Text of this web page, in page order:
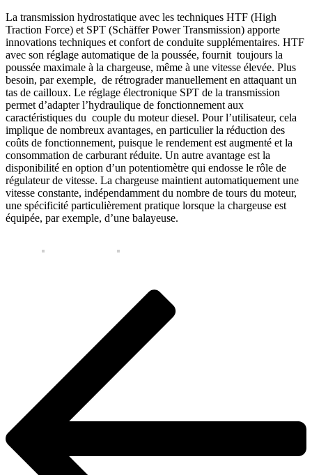
La transmission hydrostatique avec les techniques HTF (High
Traction Force) et SPT (Schäffer Power Transmission) apporte
innovations techniques et confort de conduite supplémentaires. HTF
avec son réglage automatique de la poussée, fournit toujours la
poussée maximale à la chargeuse, même à une vitesse élevée. Plus
besoin, par exemple, de rétrograder manuellement en attaquant un
tas de cailloux. Le réglage électronique SPT de la transmission
permet d’adapter l’hydraulique de fonctionnement aux
caractéristiques du couple du moteur diesel. Pour l’utilisateur, cela
implique de nombreux avantages, en particulier la réduction des
coûts de fonctionnement, puisque le rendement est augmenté et la
consommation de carburant réduite. Un autre avantage est la
disponibilité en option d’un potentiomètre qui endosse le rôle de
régulateur de vitesse. La chargeuse maintient automatiquement une
vitesse constante, indépendamment du nombre de tours du moteur,
une spécificité particulièrement pratique lorsque la chargeuse est
équipée, par exemple, d’une balayeuse.